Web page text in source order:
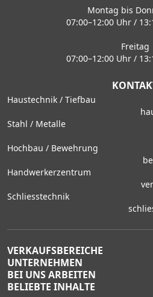
Montag bis
07:00–12:00 Uhr /
Freitag
07:00–12:00 Uhr /
Haustechnik / Tiefbau
Stahl / Metalle
Hochbau / Bewehrung
Handwerkerzentrum
Schliesstechnik
VERKAUFSBEREICHE
UNTERNEHMEN
BEI UNS ARBEITEN
BELIEBTE INHALTE